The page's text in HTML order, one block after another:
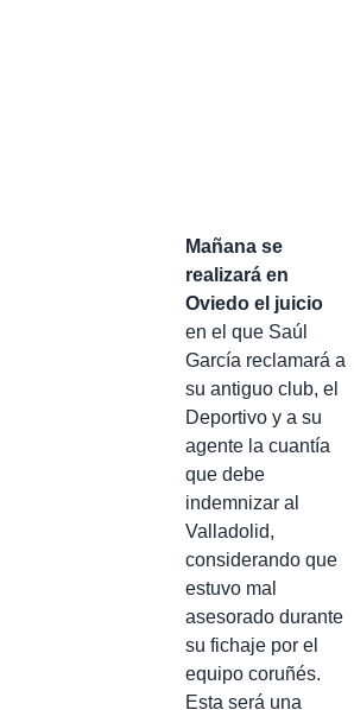
Mañana se
realizará en
Oviedo el juicio
en el que Saúl
García reclamará a
su antiguo club, el
Deportivo y a su
agente la cuantía
que debe
indemnizar al
Valladolid,
considerando que
estuvo mal
asesorado durante
su fichaje por el
equipo coruñés.
Esta será una